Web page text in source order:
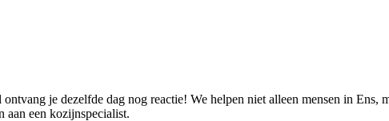
je dezelfde dag nog reactie! We helpen niet alleen mensen in Ens,
een kozijnspecialist.